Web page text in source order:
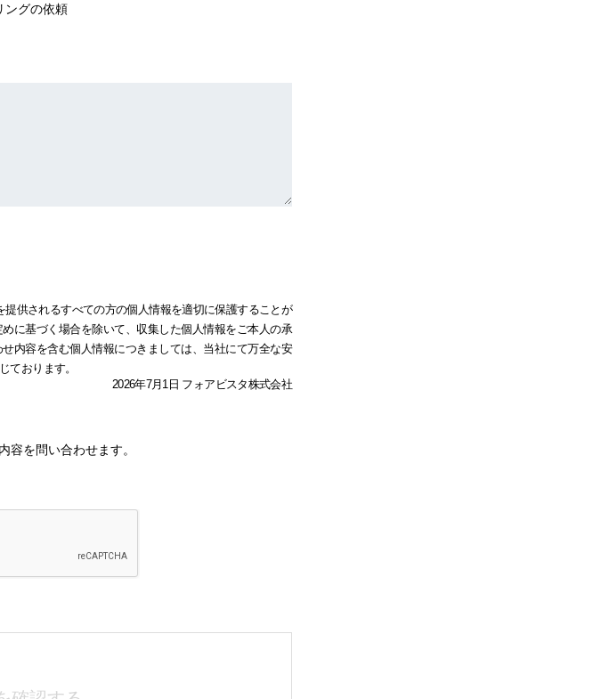
ングの依頼
供されるすべての方の個人情報を適切に保護することが
に基づく場合を除いて、収集した個人情報をご本人の承
内容を含む個人情報につきましては、当社にて万全な安
ております。
2026年7月1日 フォアビスタ株式会社
容を問い合わせます。